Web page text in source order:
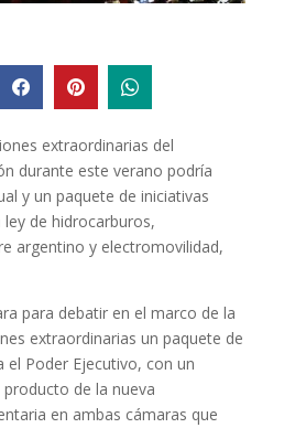
extraordinarias del
durante este verano podría
y un paquete de iniciativas
de hidrocarburos,
argentino y electromovilidad,
para debatir en el marco de la
extraordinarias un paquete de
el Poder Ejecutivo, con un
de la nueva
en ambas cámaras que